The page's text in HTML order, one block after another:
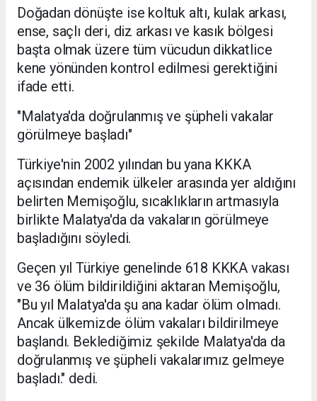
Doğadan dönüşte ise koltuk altı, kulak arkası,
ense, saçlı deri, diz arkası ve kasık bölgesi
başta olmak üzere tüm vücudun dikkatlice
kene yönünden kontrol edilmesi gerektiğini
ifade etti.
"Malatya'da doğrulanmış ve şüpheli vakalar
görülmeye başladı"
Türkiye'nin 2002 yılından bu yana KKKA
açısından endemik ülkeler arasında yer aldığını
belirten Memişoğlu, sıcaklıkların artmasıyla
birlikte Malatya'da da vakaların görülmeye
başladığını söyledi.
Geçen yıl Türkiye genelinde 618 KKKA vakası
ve 36 ölüm bildirildiğini aktaran Memişoğlu,
"Bu yıl Malatya'da şu ana kadar ölüm olmadı.
Ancak ülkemizde ölüm vakaları bildirilmeye
başlandı. Beklediğimiz şekilde Malatya'da da
doğrulanmış ve şüpheli vakalarımız gelmeye
başladı." dedi.